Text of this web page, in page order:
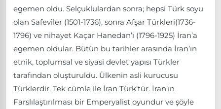
egemen oldu. Selçuklulardan sonra; hepsi Türk soyu
olan Safevîler (1501-1736), sonra Afşar Türkleri(1736-
1796) ve nihayet Kaçar Hanedan’ı (1796-1925) İran’a
egemen oldular. Bütün bu tarihler arasında İran’ın
etnik, toplumsal ve siyasi devlet yapısı Türkler
tarafından oluşturuldu. Ülkenin asli kurucusu
Türklerdir. Tek cümle ile İran Türk’tür. İran’ın
Farslılaştırılması bir Emperyalist oyundur ve şöyle